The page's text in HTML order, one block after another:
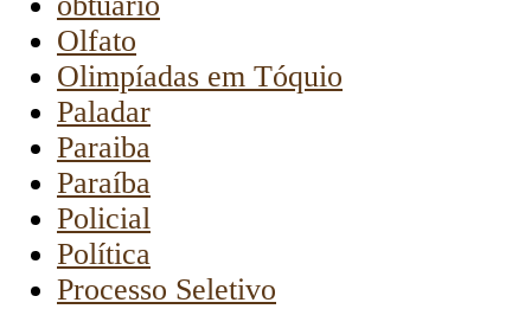
Olfato
Olimpíadas em Tóquio
Paladar
Paraiba
Paraíba
Policial
Política
Processo Seletivo